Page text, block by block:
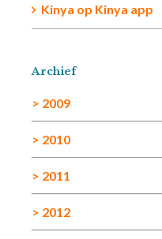
Kinya op Kinya app
Archief
> 2009
> 2010
> 2011
> 2012